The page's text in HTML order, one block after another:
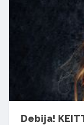
Debija!